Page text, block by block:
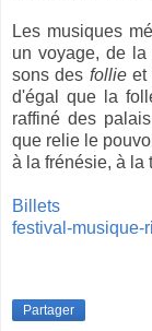
Les musiques
un voyage, de
sons des follieet
d'égal que la
raffiné des
que relie le
à la frénésie, à la
Billets
festival-musique-
Partager